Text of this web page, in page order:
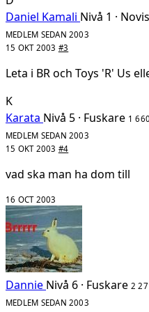
Daniel Kamali Nivå 1 · Novis
MEDLEM SEDAN 2003
15 OKT 2003 #3
Leta i BR och Toys 'R' Us
K
Karata Nivå 5 · Fuskare 1
MEDLEM SEDAN 2003
15 OKT 2003 #4
vad ska man ha dom till
16 OCT 2003
Dannie Nivå 6 · Fuskare 2
MEDLEM SEDAN 2003